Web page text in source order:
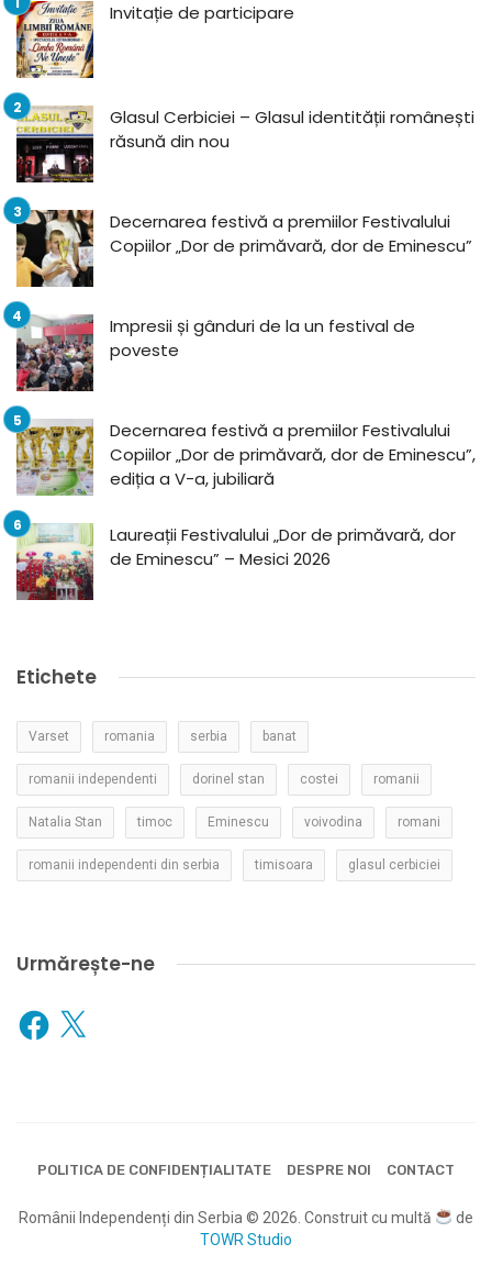
Invitație de participare
Glasul Cerbiciei – Glasul identității românești
răsună din nou
Decernarea festivă a premiilor Festivalului
Copiilor „Dor de primăvară, dor de Eminescu”
Impresii și gânduri de la un festival de
poveste
Decernarea festivă a premiilor Festivalului
Copiilor „Dor de primăvară, dor de Eminescu”,
ediția a V-a, jubiliară
Laureații Festivalului „Dor de primăvară, dor
de Eminescu” – Mesici 2026
Etichete
Varset romania serbia banat
romanii independenti dorinel stan costei romanii
Natalia Stan timoc Eminescu voivodina romani
romanii independenti din serbia timisoara glasul cerbiciei
Urmărește-ne
Facebook
X
POLITICA DE CONFIDENȚIALITATE DESPRE NOI CONTACT
Românii Independenți din Serbia © 2026. Construit cu multă
de
TOWR Studio